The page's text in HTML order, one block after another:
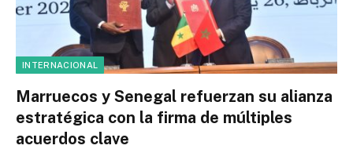
INTERNACIONAL
Marruecos y Senegal refuerzan su alianza
estratégica con la firma de múltiples
acuerdos clave